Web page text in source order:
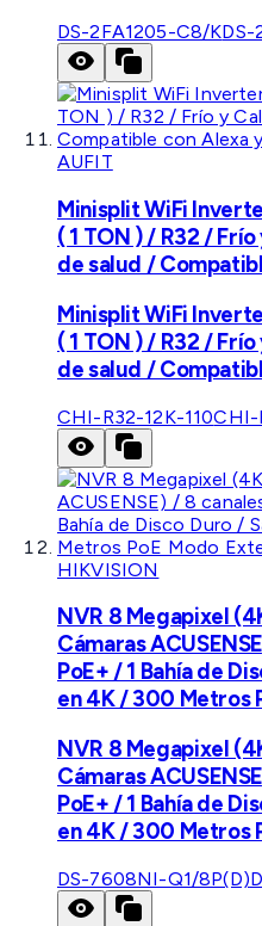
DS-2FA1205-C8/KDS-
AUFIT
Minisplit WiFi
( 1 TON ) / R32 /
de salud /
Minisplit WiFi
( 1 TON ) / R32 /
de salud /
CHI-R32-12K-110CHI-
HIKVISION
NVR 8 Megapixel
Cámaras
PoE+ / 1 Bahía de
en 4K / 300 Metros
NVR 8 Megapixel
Cámaras
PoE+ / 1 Bahía de
en 4K / 300 Metros
DS-7608NI-Q1/8P(D)